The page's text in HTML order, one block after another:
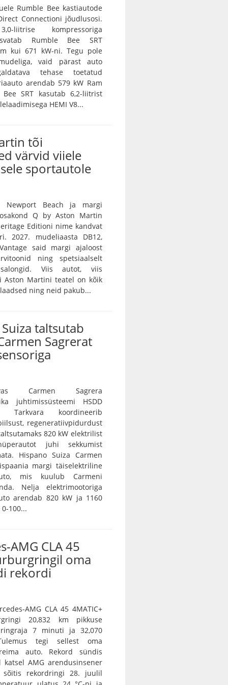
Rumble Bee kastiautode
Connectioni jõudlusosi.
liitrise kompressoriga
Rumble Bee SRT
kui 671 kW-ni. Tegu pole
vaid pärast auto
tehase toetatud
arendab 579 kW Ram
SRT kasutab 6,2-liitrist
HEMI V8...
tõi
värvid viiele
sportautole
Newport Beach ja margi
Q by Aston Martin
Editioni nime kandvat
2027. mudeliaasta DB12,
said margi ajaloost
ning spetsiaalselt
Viis autot, viis
Aston Martini teatel on kõik
ning neid pakub...
taltsutab
Sagrerat
Carmen Sagrera
juhtimissüsteemi HSDD
Tarkvara koordineerib
regeneratiivpidurdust
820 kW elektrilist
juhi sekkumist
Hispano Suiza Carmen
margi täiselektriline
mis kuulub Carmeni
Nelja elektrimootoriga
arendab 820 kW ja 1160
100...
AMG CLA 45
oma
rekordi
AMG CLA 45 4MATIC+
20,832 km pikkuse
7 minuti ja 32,070
tegi sellest oma
auto. Rekord sündis
katsel AMG arendusinsener
sõitis rekordringi 28. juulil